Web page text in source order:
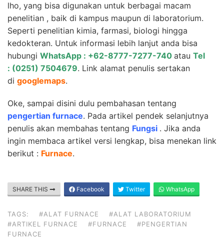
lho, yang bisa digunakan untuk berbagai macam
penelitian , baik di kampus maupun di laboratorium.
Seperti penelitian kimia, farmasi, biologi hingga
kedokteran. Untuk informasi lebih lanjut anda bisa
hubungi WhatsApp : +62-8777-7277-740 atau Tel
: (0251) 7504679. Link alamat penulis sertakan
di googlemaps.
Oke, sampai disini dulu pembahasan tentang
pengertian furnace. Pada artikel pendek selanjutnya
penulis akan membahas tentang Fungsi . Jika anda
ingin membaca artikel versi lengkap, bisa menekan link
berikut : Furnace.
SHARE THIS Facebook Twitter WhatsApp
TAGS: #ALAT FURNACE
#ALAT LABORATORIUM
#ARTIKEL FURNACE
#FURNACE
#PENGERTIAN
FURNACE